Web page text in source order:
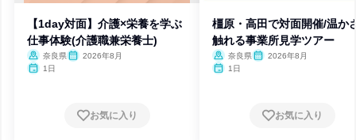
【1day対面】介護×栄養を学ぶ
仕事体験(介護職兼栄養士)
奈良県
2026年8月
1日
お気に入り
橿原・高田で対面開催/温か
触れる事業所見学ツアー
奈良県
2026年8月
1日
お気に入り